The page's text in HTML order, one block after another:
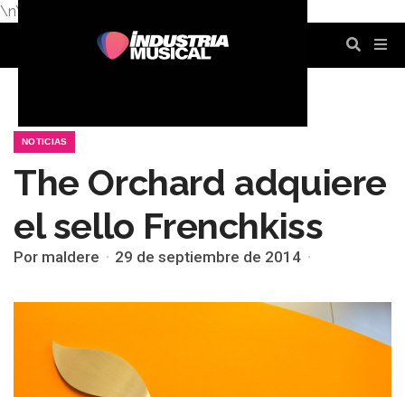
\n\n
NOTICIAS
The Orchard adquiere
el sello Frenchkiss
Por maldere 29 de septiembre de 2014